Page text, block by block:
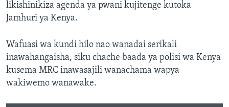
likishinikiza agenda ya pwani kujitenge kutoka
Jamhuri ya Kenya.
Wafuasi wa kundi hilo nao wanadai serikali
inawahangaisha, siku chache baada ya polisi wa Kenya
kusema MRC inawasajili wanachama wapya
wakiwemo wanawake.